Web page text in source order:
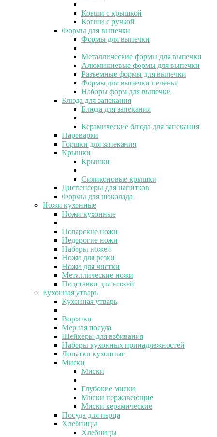
Ковши с крышкой
Ковши с ручкой
Формы для выпечки
Формы для выпечки
Металлические формы для выпечки
Алюминиевые формы для выпечки
Разъемные формы для выпечки
Формы для выпечки печенья
Наборы форм для выпечки
Блюда для запекания
Блюда для запекания
Керамические блюда для запекания
Пароварки
Горшки для запекания
Крышки
Крышки
Силиконовые крышки
Диспенсеры для напитков
Формы для шоколада
Ножи кухонные
Ножи кухонные
Поварские ножи
Недорогие ножи
Наборы ножей
Ножи для резки
Ножи для чистки
Металлические ножи
Подставки для ножей
Кухонная утварь
Кухонная утварь
Воронки
Мерная посуда
Шейкеры для взбивания
Наборы кухонных принадлежностей
Лопатки кухонные
Миски
Миски
Глубокие миски
Миски нержавеющие
Миски керамические
Посуда для перца
Хлебницы
Хлебницы